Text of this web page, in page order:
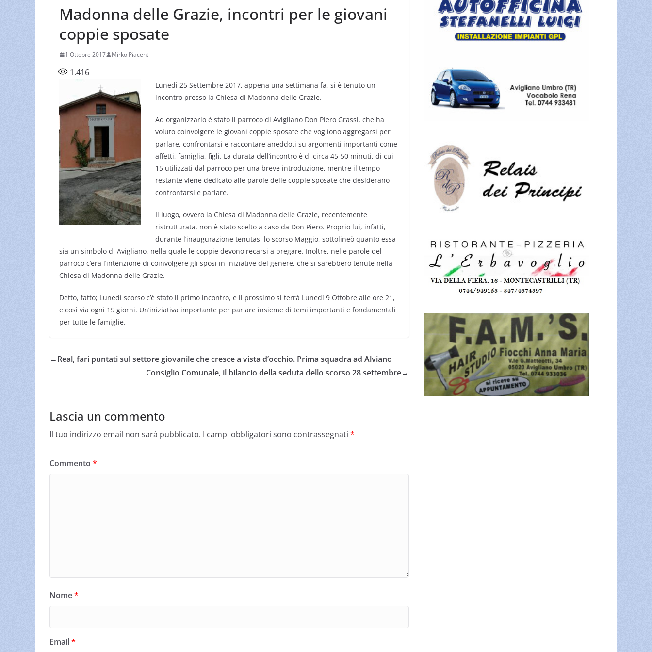
Madonna delle Grazie, incontri per le giovani
coppie sposate
1 Ottobre 2017 Mirko Piacenti
1.416
Lunedì 25 Settembre 2017, appena una settimana fa, si è tenuto un
incontro presso la Chiesa di Madonna delle Grazie.
Ad organizzarlo è stato il parroco di Avigliano Don Piero Grassi, che ha
voluto coinvolgere le giovani coppie sposate che vogliono aggregarsi per
parlare, confrontarsi e raccontare aneddoti su argomenti importanti come
affetti, famiglia, figli. La durata dell’incontro è di circa 45-50 minuti, di cui
15 utilizzati dal parroco per una breve introduzione, mentre il tempo
restante viene dedicato alle parole delle coppie sposate che desiderano
confrontarsi e parlare.
Il luogo, ovvero la Chiesa di Madonna delle Grazie, recentemente
ristrutturata, non è stato scelto a caso da Don Piero. Proprio lui, infatti,
durante l’inaugurazione tenutasi lo scorso Maggio, sottolineò quanto essa
sia un simbolo di Avigliano, nella quale le coppie devono recarsi a pregare. Inoltre, nelle parole del
parroco c’era l’intenzione di coinvolgere gli sposi in iniziative del genere, che si sarebbero tenute nella
Chiesa di Madonna delle Grazie.
Detto, fatto; Lunedì scorso c’è stato il primo incontro, e il prossimo si terrà Lunedì 9 Ottobre alle ore 21,
e così via ogni 15 giorni. Un’iniziativa importante per parlare insieme di temi importanti e fondamentali
per tutte le famiglie.
←Real, fari puntati sul settore giovanile che cresce a vista d’occhio. Prima squadra ad Alviano
Consiglio Comunale, il bilancio della seduta dello scorso 28 settembre→
Lascia un commento
Il tuo indirizzo email non sarà pubblicato. I campi obbligatori sono contrassegnati *
Commento *
Nome*
Email*